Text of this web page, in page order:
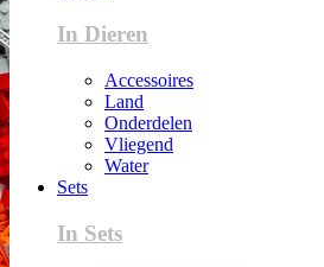
In Dieren
Accessoires
Land
Onderdelen
Vliegend
Water
Sets
In Sets